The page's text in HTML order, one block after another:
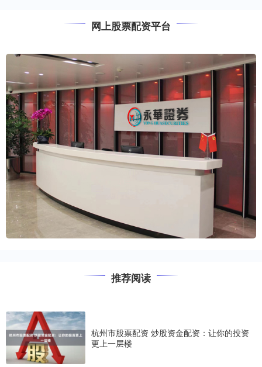
网上股票配资平台
推荐阅读
杭州市股票配资 炒股资金配资：让你的投资
更上一层楼